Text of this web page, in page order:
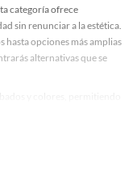
categoría ofrece
sin renunciar a la estética.
hasta opciones más amplias
alternativas que se
por tonos neutros para
la organización, lo que se